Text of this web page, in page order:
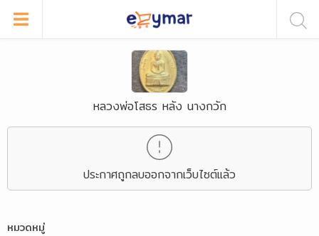
หลวงพ่อโสธร หลัง นางกวัก
ประกาศถูกลบออกจากเว็บไซต์แล้ว
หมวดหมู่